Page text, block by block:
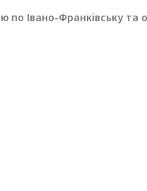
Івано-Франківську та